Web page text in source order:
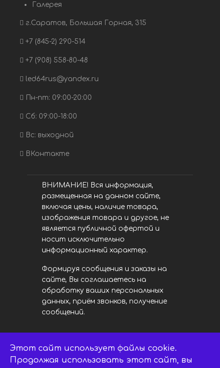
Галерея
г.Саратов, Большая Горная, 315
+7 (845-2) 290-514
+7 (908) 558-80-48
led64rus@yandex.ru
Пн-пт: 09:00-20:00
Сб: 09:00-18:00
Вс: выходной
ВКонтакте
ВНИМАНИЕ! Вся информация,
размещенная на данном сайте,
включая цены, наличие товара,
изображения товара и другое, не
является публичной офертой и
носит исключительно
информационный характер.
Формируя сообщения и заказы на
сайте, Вы соглашаетесь на
обработку ваших персональных
данных, приём звонков, получение
сообщений.
LED центр. © 2014 - 2026
ledsaratov.ru. Все права защищены.
Этот сайт использует файлы cookie.
Продолжая использовать этот сайт, вы